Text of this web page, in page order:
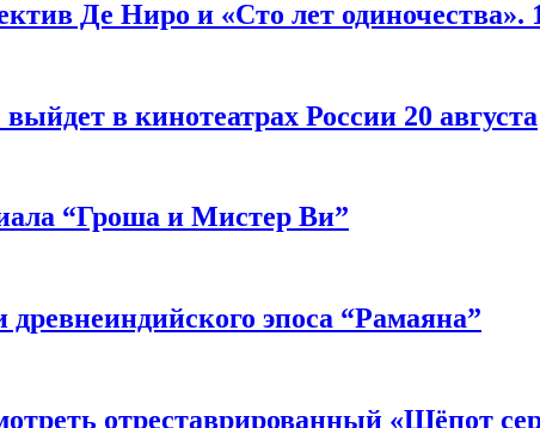
Де Ниро и «Сто лет одиночества».
в кинотеатрах России 20 августа
“Гроша и Мистер Ви”
эпоса “Рамаяна”
отреставрированный «Шёпот